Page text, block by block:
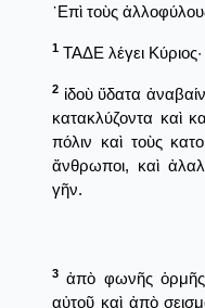
᾿Επὶ τοὺς
1 ΤΑΔΕ λέγει Κύριος·
2 ἰδοὺ ὕδατα
κατακλύζοντα καὶ
πόλιν καὶ τοὺς
ἄνθρωποι, καὶ
γῆν.
3 ἀπὸ φωνῆς
αὐτοῦ καὶ ἀπὸ